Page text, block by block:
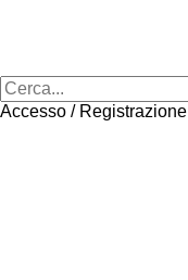
Accesso / Registrazione